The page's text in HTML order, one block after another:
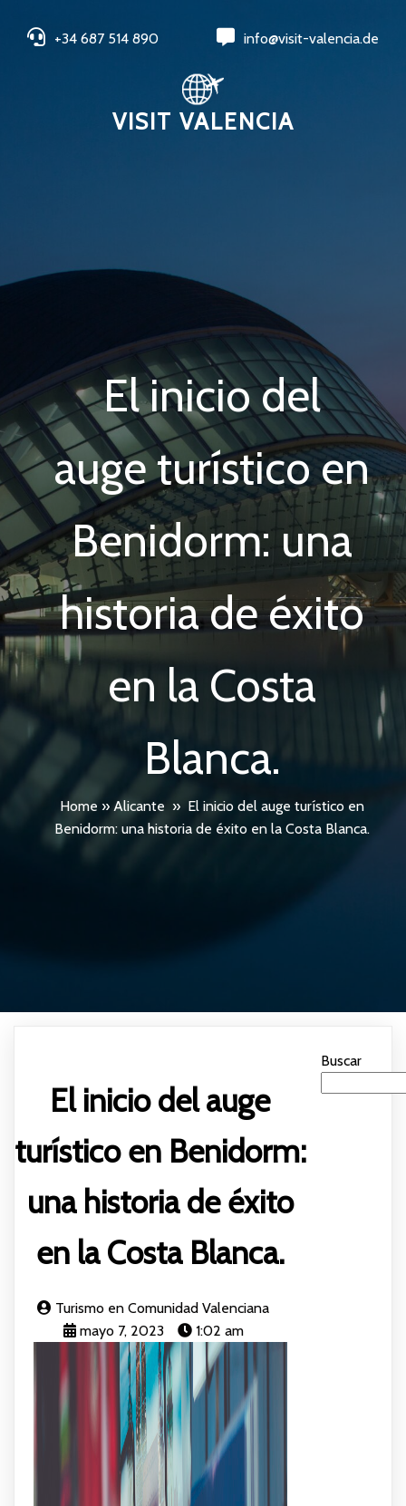
+34 687 514 890 info@visit-valencia.de
VISIT VALENCIA
El inicio del
auge turístico en
Benidorm: una
historia de éxito
en la Costa
Blanca.
Home » Alicante » El inicio del auge turístico en
Benidorm: una historia de éxito en la Costa Blanca.
El inicio del auge
turístico en Benidorm:
una historia de éxito
en la Costa Blanca.
Turismo en Comunidad Valenciana
mayo 7, 2023
1:02 am
Buscar